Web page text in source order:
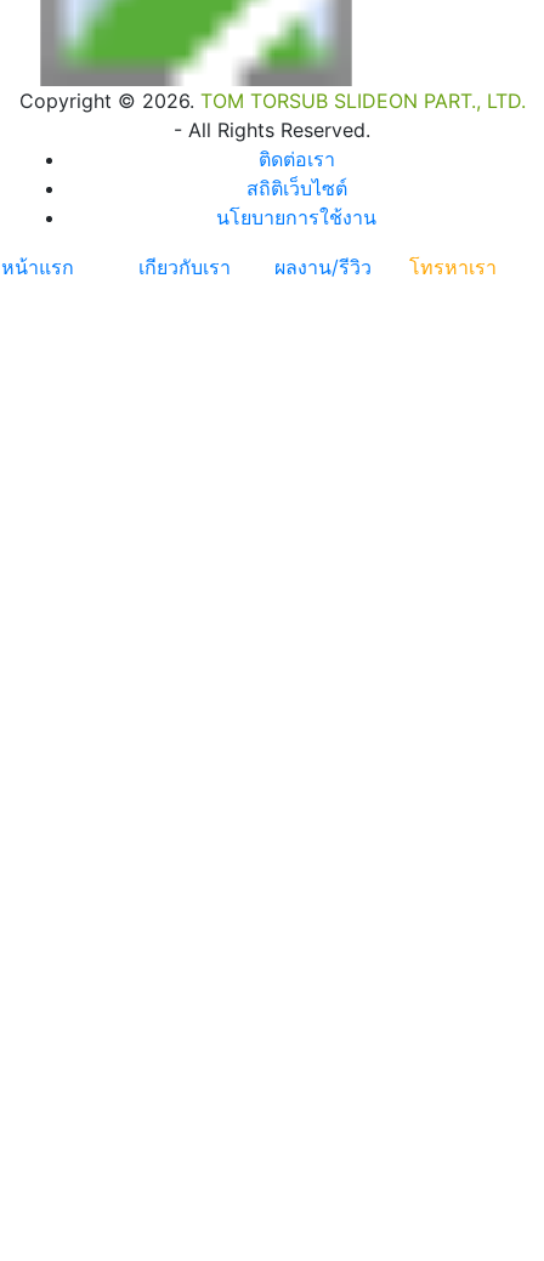
Copyright © 2026. TOM TORSUB SLIDEON PART., LTD.
- All Rights Reserved.
ติดต่อเรา
สถิติเว็บไซต์
นโยบายการใช้งาน
หน้าแรก เกียวกับเรา ผลงาน/รีวิว โทรหาเรา